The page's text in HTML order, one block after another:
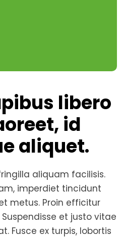
libero
id
aliquet.
aliquam facilisis.
imperdiet tincidunt
metus. Proin efficitur
et justo vitae
Fusce ex turpis, lobortis